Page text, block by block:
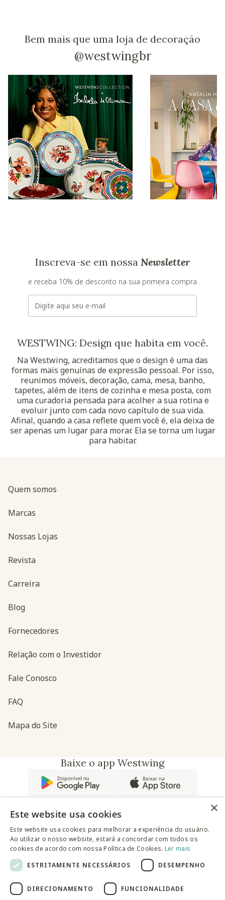
Bem mais que uma loja de decoração
@westwingbr
Inscreva-se em nossa Newsletter
e receba 10% de desconto na sua primeira compra
E-mail
WESTWING: Design que habita em você.
Na Westwing, acreditamos que o design é uma das
formas mais genuínas de expressão pessoal. Por isso,
reunimos móveis, decoração, cama, mesa, banho,
tapetes, além de itens de cozinha e mesa posta, com
uma curadoria pensada para acolher a sua rotina e
evoluir junto com cada novo capítulo de sua vida.
Afinal, quando a casa reflete quem você é, ela deixa de
ser apenas um lugar para morar. Ela se torna um lugar
para habitar.
Navegação do rodapé
Quem somos
Marcas
Nossas Lojas
Revista
Carreira
Blog
Fornecedores
Relação com o Investidor
Fale Conosco
FAQ
Mapa do Site
Baixe o app Westwing
@westwingbr
Somos uma empresa certificada
© 2025 Westwing Comércio Varejista S.A WESTWING
×
Este website usa cookies
Este website usa cookies para melhorar a experiência do usuário.
Ao utilizar o nosso website, estará a concordar com todos os
cookies de acordo com nossa Política de Cookies. Ler mais
ESTRITAMENTE NECESSÁRIOS
DESEMPENHO
DIRECIONAMENTO FUNCIONALIDADE